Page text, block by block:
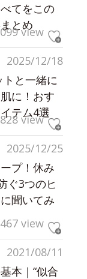
てをこの
とめview
2025/12/18
と一緒に
に！おす
テム4選
view
2025/12/25
プ！休み
ぐ3つのヒ
聞いてみ
view
2021/08/11
本｜“似合